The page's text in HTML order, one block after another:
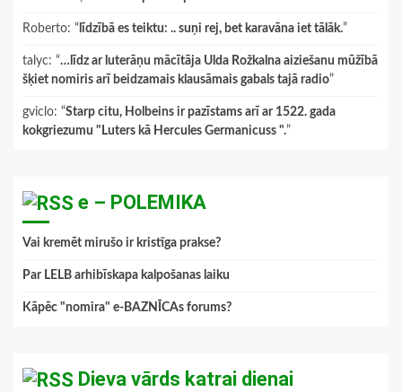
Roberto: “ līdzībā es teiktu: .. suņi rej, bet karavāna iet tālāk.”
talyc: “…līdz ar luterāņu mācītāja Ulda Rožkalna aiziešanu mūžībā
šķiet nomiris arī beidzamais klausāmais gabals tajā radio”
gviclo: “Starp citu, Holbeins ir pazīstams arī ar 1522. gada
kokgriezumu "Luters kā Hercules Germanicuss ".”
e – POLEMIKA
Vai kremēt mirušo ir kristīga prakse?
Par LELB arhibīskapa kalpošanas laiku
Kāpēc "nomira" e-BAZNĪCAs forums?
Dieva vārds katrai dienai